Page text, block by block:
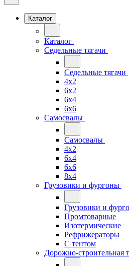
Каталог
Каталог
Седельные тягачи
Седельные тягачи
4x2
6x2
6x4
6x6
Самосвалы
Самосвалы
4x2
6x4
6x6
8x4
Грузовики и фургоны
Грузовики и
Промтоварные
Изотермические
Рефрижераторы
С тентом
Дорожно-строительная